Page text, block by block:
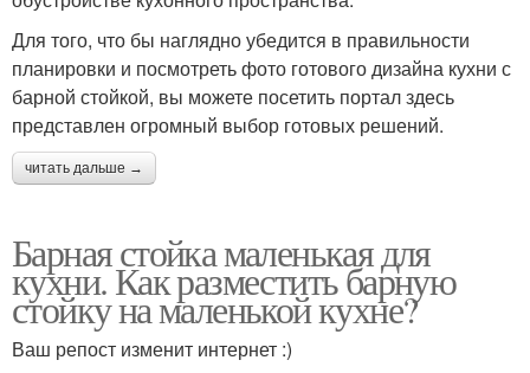
Для того, что бы наглядно убедится в правильности
планировки и посмотреть фото готового дизайна кухни с
барной стойкой, вы можете посетить портал здесь
представлен огромный выбор готовых решений.
читать дальше →
Барная стойка маленькая для
кухни. Как разместить барную
стойку на маленькой кухне?
Ваш репост изменит интернет :)